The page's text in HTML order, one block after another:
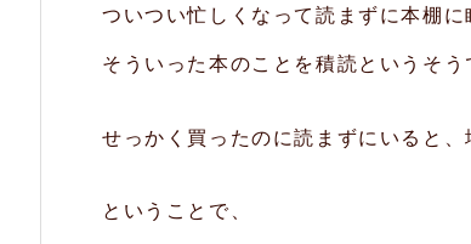
ついつい忙しくなって読まずに本棚に
そういった本のことを積読というそう
せっかく買ったのに読まずにいると、
ということで、